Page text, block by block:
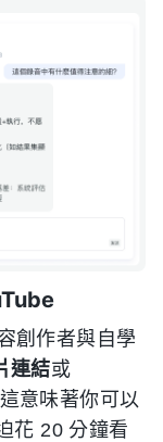
創作者與自學
連結或
意味著你可以
花 20 分鐘看